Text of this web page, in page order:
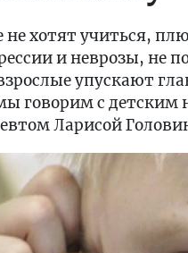
хотят учиться,
и неврозы, не
упускают
говорим с
Ларисой